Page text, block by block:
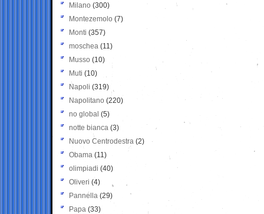
Milano (300)
Montezemolo (7)
Monti (357)
moschea (11)
Musso (10)
Muti (10)
Napoli (319)
Napolitano (220)
no global (5)
notte bianca (3)
Nuovo Centrodestra (2)
Obama (11)
olimpiadi (40)
Oliveri (4)
Pannella (29)
Papa (33)